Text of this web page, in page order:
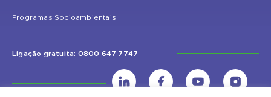
Programas Socioambientais
Ligação gratuita: 0800 647 7747